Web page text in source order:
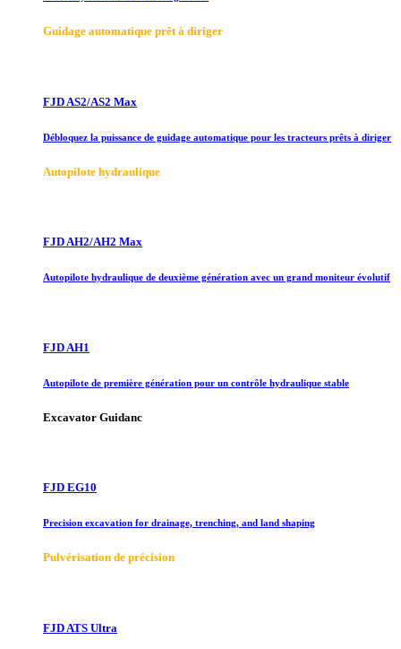
Guidage automatique prêt à diriger
FJD AS2/AS2 Max
Débloquez la puissance de guidage automatique pour les tracteurs prêts à diriger
Autopilote hydraulique
FJD AH2/AH2 Max
Autopilote hydraulique de deuxième génération avec un grand moniteur évolutif
FJD AH1
Autopilote de première génération pour un contrôle hydraulique stable
Excavator Guidanc
FJD EG10
Precision excavation for drainage, trenching, and land shaping
Pulvérisation de précision
FJD ATS Ultra